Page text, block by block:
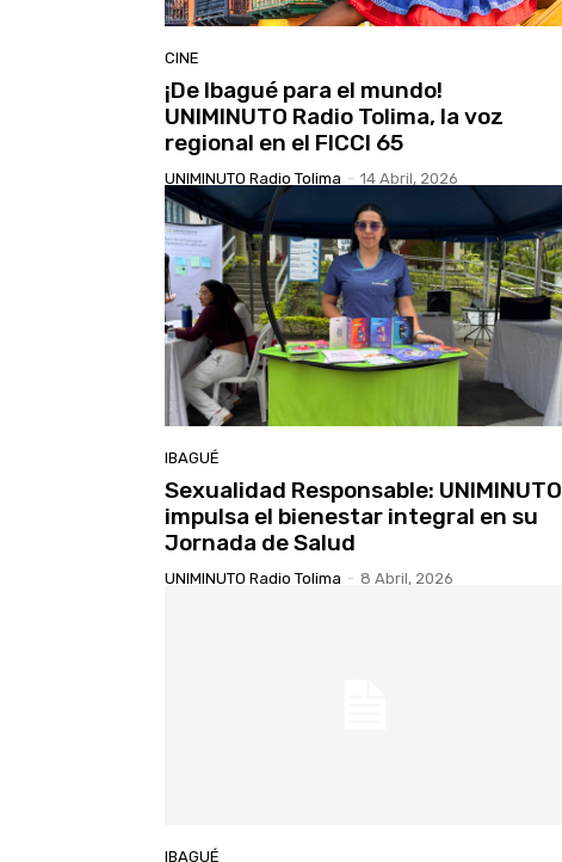
CINE
¡De Ibagué para el mundo!
UNIMINUTO Radio Tolima, la voz
regional en el FICCI 65
UNIMINUTO Radio Tolima - 14 Abril, 2026
IBAGUÉ
Sexualidad Responsable: UNIMINUTO
impulsa el bienestar integral en su
Jornada de Salud
UNIMINUTO Radio Tolima - 8 Abril, 2026
IBAGUÉ